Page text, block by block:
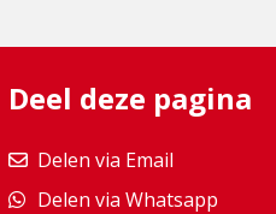
Deel deze pagina
Delen via Email
Delen via Email
Delen via Whatsapp
Delen via Whatsapp